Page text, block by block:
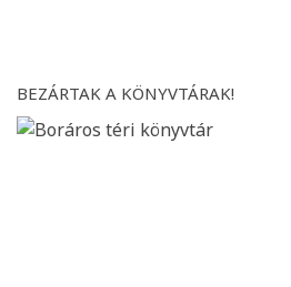
BEZÁRTAK A KÖNYVTÁRAK!